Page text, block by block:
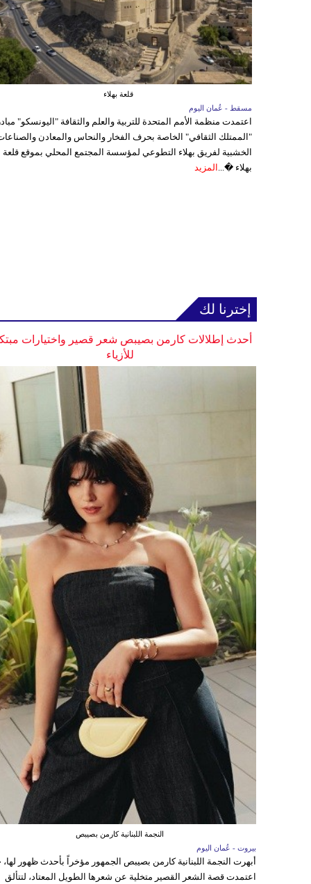
قلعة بهلاء
مسقط - عُمان اليوم
اعتمدت منظمة الأمم المتحدة للتربية والعلم والثقافة "اليونسكو"
"الممتلك الثقافي" الخاصة بحرف الفخار والنحاس والمعادن
الخشبية لفريق بهلاء التطوعي لمؤسسة المجتمع المحلي بموقع قلعة
بهلاء �... المزيد
إخترنا لك
أحدث إطلالات كارمن بصيبص شعر قصير واختيارات
للأزياء
النجمة اللبنانية كارمن بصيبص
بيروت - عُمان اليوم
أبهرت النجمة اللبنانية كارمن بصيبص الجمهور مؤخراً بأحدث ظهور
اعتمدت قصة الشعر القصير متخلية عن شعرها الطويل المعتاد، لتتألق